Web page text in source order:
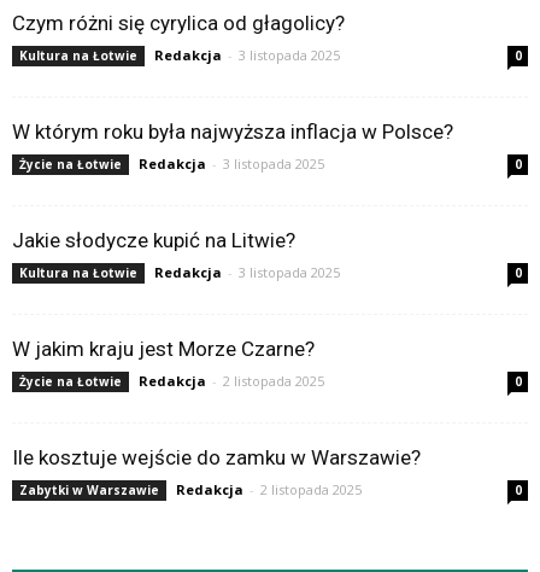
Czym różni się cyrylica od głagolicy?
Kultura na Łotwie Redakcja - 3 listopada 2025 0
W którym roku była najwyższa inflacja w Polsce?
Życie na Łotwie Redakcja - 3 listopada 2025 0
Jakie słodycze kupić na Litwie?
Kultura na Łotwie Redakcja - 3 listopada 2025 0
W jakim kraju jest Morze Czarne?
Życie na Łotwie Redakcja - 2 listopada 2025 0
Ile kosztuje wejście do zamku w Warszawie?
Zabytki w Warszawie Redakcja - 2 listopada 2025 0